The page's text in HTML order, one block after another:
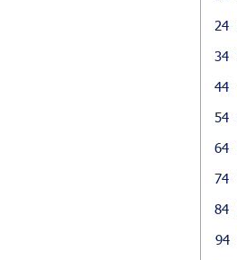
24
34
44
54
64
74
84
94